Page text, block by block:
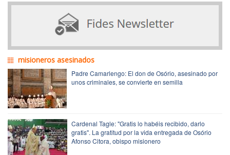
misioneros asesinados
Padre Camarlengo: El don de Osório, asesinado por
unos criminales, se convierte en semilla
Cardenal Tagle: "Gratis lo habéis recibido, darlo
gratis". La gratitud por la vida entregada de Osório
Afonso Citora, obispo misionero